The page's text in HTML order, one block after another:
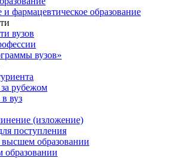
фармацевтическое образование
вузов
вузов»
рубежом
вуз
(изложение)
поступления
образовании